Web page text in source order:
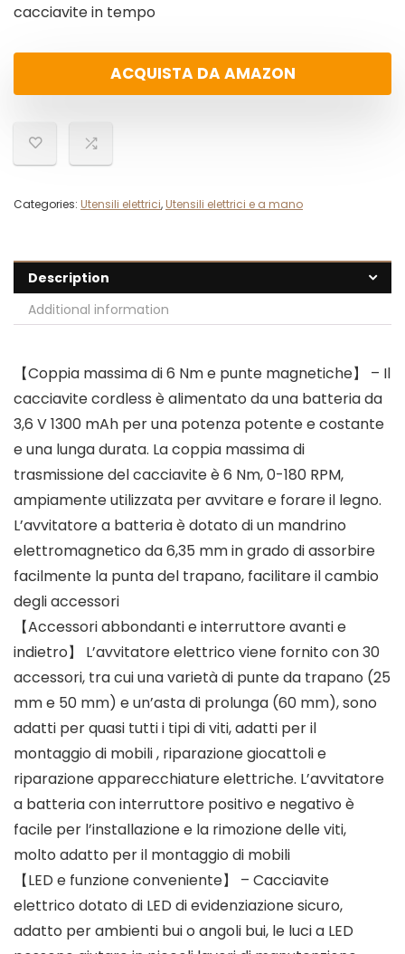
cacciavite in tempo
ACQUISTA DA AMAZON
Categories: Utensili elettrici, Utensili elettrici e a mano
Description
Additional information
【Coppia massima di 6 Nm e punte magnetiche】 – Il
cacciavite cordless è alimentato da una batteria da
3,6 V 1300 mAh per una potenza potente e costante
e una lunga durata. La coppia massima di
trasmissione del cacciavite è 6 Nm, 0-180 RPM,
ampiamente utilizzata per avvitare e forare il legno.
L’avvitatore a batteria è dotato di un mandrino
elettromagnetico da 6,35 mm in grado di assorbire
facilmente la punta del trapano, facilitare il cambio
degli accessori
【Accessori abbondanti e interruttore avanti e
indietro】 L’avvitatore elettrico viene fornito con 30
accessori, tra cui una varietà di punte da trapano (25
mm e 50 mm) e un’asta di prolunga (60 mm), sono
adatti per quasi tutti i tipi di viti, adatti per il
montaggio di mobili , riparazione giocattoli e
riparazione apparecchiature elettriche. L’avvitatore
a batteria con interruttore positivo e negativo è
facile per l’installazione e la rimozione delle viti,
molto adatto per il montaggio di mobili
【LED e funzione conveniente】 – Cacciavite
elettrico dotato di LED di evidenziazione sicuro,
adatto per ambienti bui o angoli bui, le luci a LED